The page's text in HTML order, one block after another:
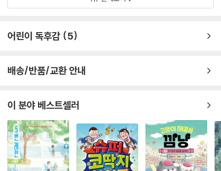
어린이 독후감 5
배송/반품/교환 안내
이 분야 베스트셀러